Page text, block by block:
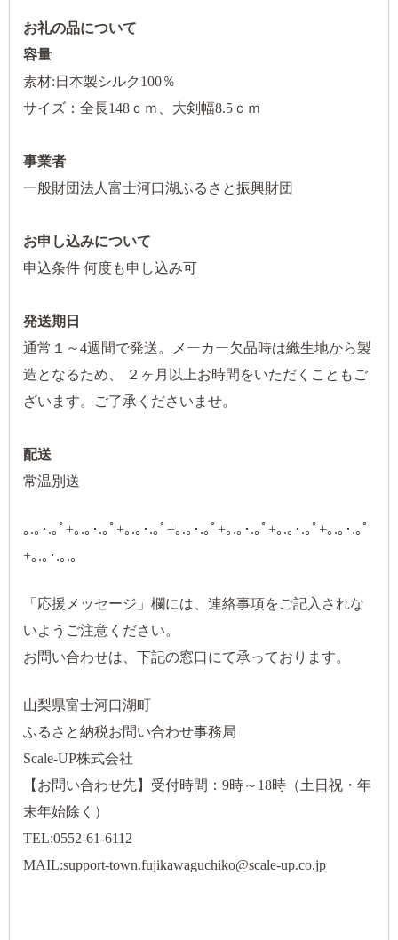
お礼の品について
容量
素材:日本製シルク100％
サイズ：全長148ｃｍ、大剣幅8.5ｃｍ
事業者
一般財団法人富士河口湖ふるさと振興財団
お申し込みについて
申込条件 何度も申し込み可
発送期日
通常１～4週間で発送。メーカー欠品時は織生地から製
造となるため、 ２ヶ月以上お時間をいただくこともご
ざいます。ご了承くださいませ。
配送
常温別送
｡.｡･.｡ﾟ+｡.｡･.｡ﾟ+｡.｡･.｡ﾟ+｡.｡･.｡ﾟ+｡.｡･.｡ﾟ+｡.｡･.｡ﾟ+｡.｡･.｡ﾟ
+｡.｡･.｡.｡
「応援メッセージ」欄には、連絡事項をご記入されな
いようご注意ください。
お問い合わせは、下記の窓口にて承っております。
山梨県富士河口湖町
ふるさと納税お問い合わせ事務局
Scale-UP株式会社
【お問い合わせ先】受付時間：9時～18時（土日祝・年
末年始除く）
TEL:0552-61-6112
MAIL:support-town.fujikawaguchiko@scale-up.co.jp